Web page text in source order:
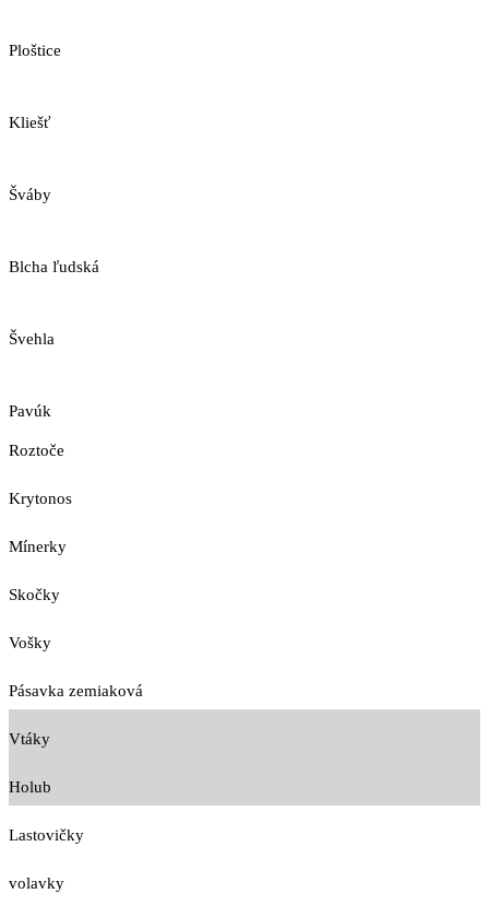
Ploštice
Kliešť
Šváby
Blcha ľudská
Švehla
Pavúk
Roztoče
Krytonos
Mínerky
Skočky
Vošky
Pásavka zemiaková
Vtáky
Holub
Lastovičky
volavky